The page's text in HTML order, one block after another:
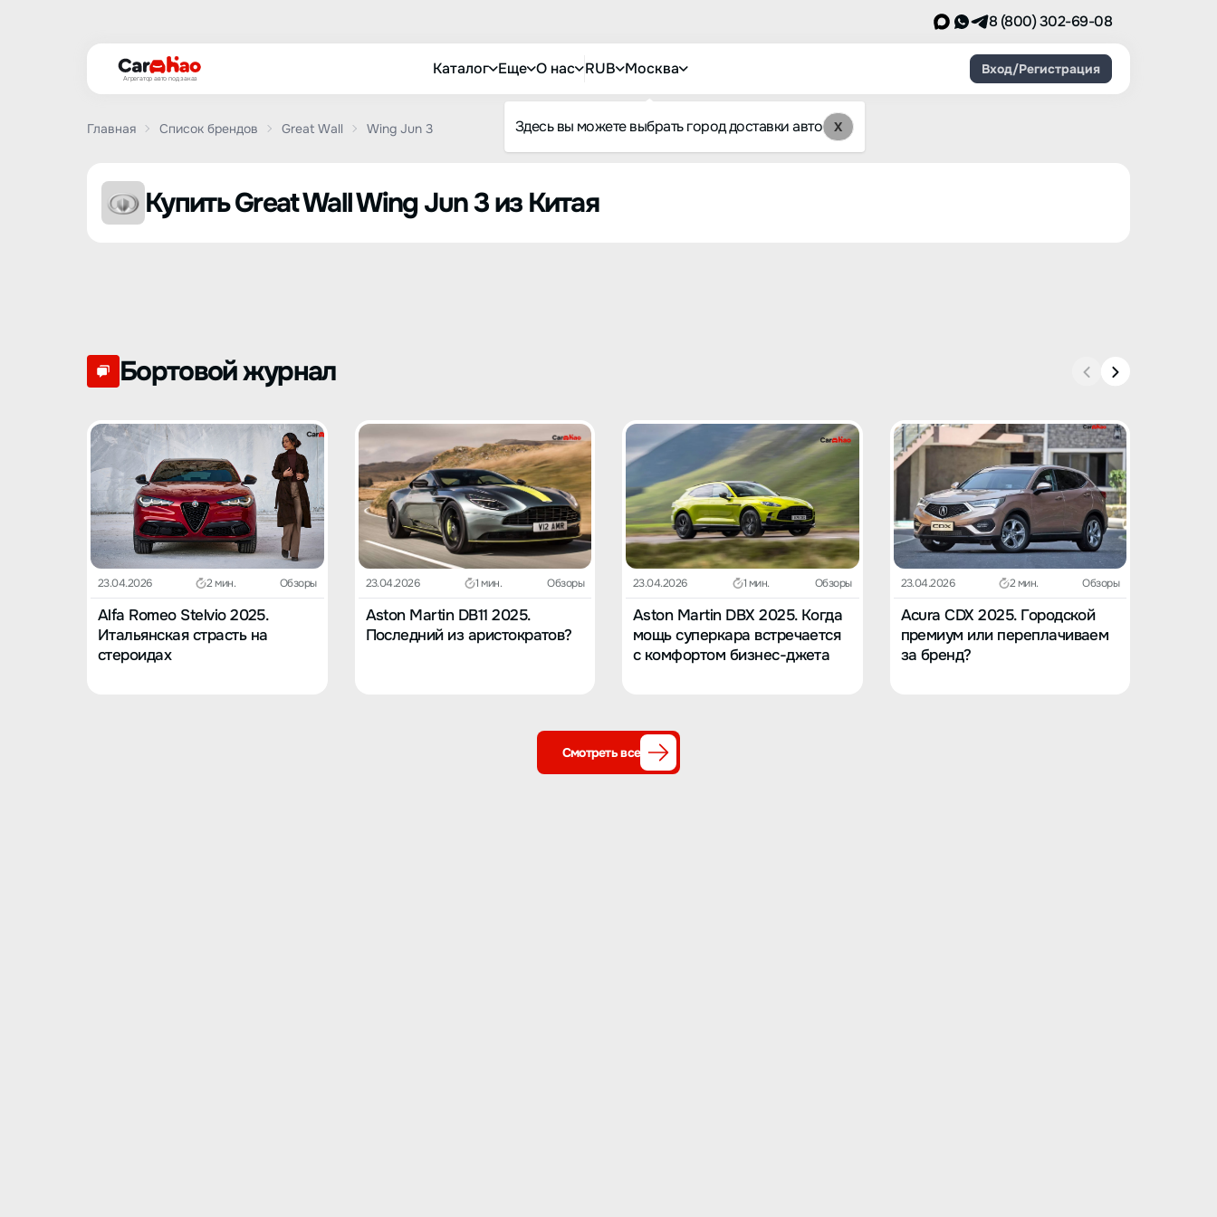
8 (800) 302-69-08
Агрегатор авто под заказ
Каталог Еще О нас RUB Москва
Здесь вы можете выбрать город доставки авто X
Вход/Регистрация
Главная Список брендов Great Wall Wing Jun 3
Купить Great Wall Wing Jun 3 из Китая
Бортовой журнал
23.04.2026 2 мин. Обзоры
Alfa Romeo Stelvio 2025.
Итальянская страсть на
стероидах
23.04.2026 1 мин. Обзоры
Aston Martin DB11 2025.
Последний из аристократов?
23.04.2026 1 мин. Обзоры
Aston Martin DBX 2025. Когда
мощь суперкара встречается
с комфортом бизнес-джета
23.04.2026 2 мин. Обзоры
Acura CDX 2025. Городской
премиум или переплачиваем
за бренд?
Смотреть все